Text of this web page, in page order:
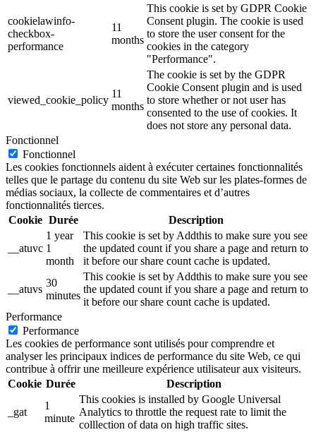
cookielawinfo-
checkbox-
performance
11
months
This cookie is set by GDPR Cookie
Consent plugin. The cookie is used
to store the user consent for the
cookies in the category
"Performance".
viewed_cookie_policy
11
months
The cookie is set by the GDPR
Cookie Consent plugin and is used
to store whether or not user has
consented to the use of cookies. It
does not store any personal data.
Fonctionnel
Fonctionnel
Les cookies fonctionnels aident à exécuter certaines fonctionnalités
telles que le partage du contenu du site Web sur les plates-formes de
médias sociaux, la collecte de commentaires et d’autres
fonctionnalités tierces.
Cookie Durée Description
__atuvc
1 year
1
month
This cookie is set by Addthis to make sure you see
the updated count if you share a page and return to
it before our share count cache is updated.
__atuvs
30
minutes
This cookie is set by Addthis to make sure you see
the updated count if you share a page and return to
it before our share count cache is updated.
Performance
Performance
Les cookies de performance sont utilisés pour comprendre et
analyser les principaux indices de performance du site Web, ce qui
contribue à offrir une meilleure expérience utilisateur aux visiteurs.
Cookie Durée Description
_gat
1
minute
This cookies is installed by Google Universal
Analytics to throttle the request rate to limit the
colllection of data on high traffic sites.